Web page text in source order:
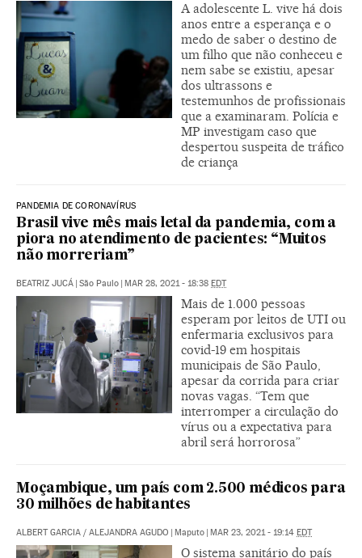
A adolescente L. vive há dois
anos entre a esperança e o
medo de saber o destino de
um filho que não conheceu e
nem sabe se existiu, apesar
dos ultrassons e
testemunhos de profissionais
que a examinaram. Polícia e
MP investigam caso que
despertou suspeita de tráfico
de criança
PANDEMIA DE CORONAVÍRUS
Brasil vive mês mais letal da pandemia, com a
piora no atendimento de pacientes: “Muitos
não morreriam”
BEATRIZ JUCÁ São Paulo MAR 28, 2021 - 18:38 EDT
Mais de 1.000 pessoas
esperam por leitos de UTI ou
enfermaria exclusivos para
covid-19 em hospitais
municipais de São Paulo,
apesar da corrida para criar
novas vagas. “Tem que
interromper a circulação do
vírus ou a expectativa para
abril será horrorosa”
Moçambique, um país com 2.500 médicos para
30 milhões de habitantes
ALBERT GARCIA / ALEJANDRA AGUDO Maputo MAR 23, 2021 - 19:14 EDT
O sistema sanitário do país